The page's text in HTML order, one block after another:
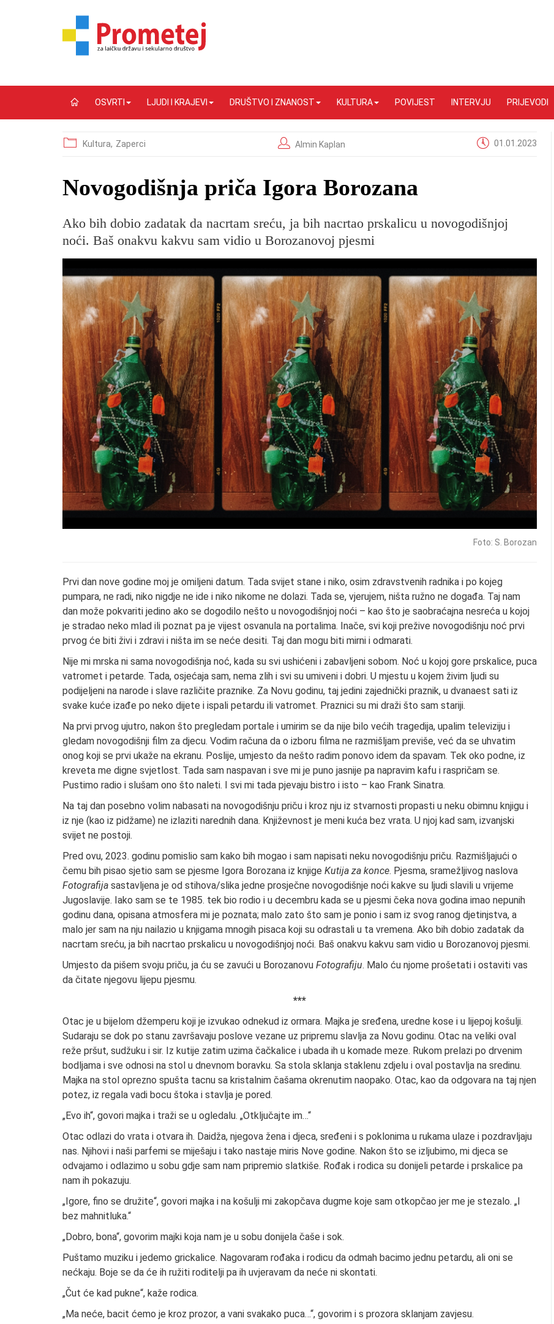
OSVRTI LJUDI I KRAJEVI DRUŠTVO I ZNANOST KULTURA POVIJEST INTERVJU PRIJEVODI
Kultura, Zaperci Almin Kaplan 01.01.2023
Novogodišnja priča Igora Borozana
Ako bih dobio zadatak da nacrtam sreću, ja bih nacrtao prskalicu u novogodišnjoj
noći. Baš onakvu kakvu sam vidio u Borozanovoj pjesmi
Foto: S. Borozan
Prvi dan nove godine moj je omiljeni datum. Tada svijet stane i niko, osim zdravstvenih radnika i po kojeg
pumpara, ne radi, niko nigdje ne ide i niko nikome ne dolazi. Tada se, vjerujem, ništa ružno ne događa. Taj nam
dan može pokvariti jedino ako se dogodilo nešto u novogodišnjoj noći – kao što je saobraćajna nesreća u kojoj
je stradao neko mlad ili poznat pa je vijest osvanula na portalima. Inače, svi koji prežive novogodišnju noć prvi
prvog će biti živi i zdravi i ništa im se neće desiti. Taj dan mogu biti mirni i odmarati.
Nije mi mrska ni sama novogodišnja noć, kada su svi ushićeni i zabavljeni sobom. Noć u kojoj gore prskalice, puca
vatromet i petarde. Tada, osjećaja sam, nema zlih i svi su umiveni i dobri. U mjestu u kojem živim ljudi su
podijeljeni na narode i slave različite praznike. Za Novu godinu, taj jedini zajednički praznik, u dvanaest sati iz
svake kuće izađe po neko dijete i ispali petardu ili vatromet. Praznici su mi draži što sam stariji.
Na prvi prvog ujutro, nakon što pregledam portale i umirim se da nije bilo većih tragedija, upalim televiziju i
gledam novogodišnji film za djecu. Vodim računa da o izboru filma ne razmišljam previše, već da se uhvatim
onog koji se prvi ukaže na ekranu. Poslije, umjesto da nešto radim ponovo idem da spavam. Tek oko podne, iz
kreveta me digne svjetlost. Tada sam naspavan i sve mi je puno jasnije pa napravim kafu i raspričam se.
Pustimo radio i slušam ono što naleti. I svi mi tada pjevaju bistro i isto – kao Frank Sinatra.
Na taj dan posebno volim nabasati na novogodišnju priču i kroz nju iz stvarnosti propasti u neku obimnu knjigu i
iz nje (kao iz pidžame) ne izlaziti narednih dana. Književnost je meni kuća bez vrata. U njoj kad sam, izvanjski
svijet ne postoji.
Pred ovu, 2023. godinu pomislio sam kako bih mogao i sam napisati neku novogodišnju priču. Razmišljajući o
čemu bih pisao sjetio sam se pjesme Igora Borozana iz knjige Kutija za konce. Pjesma, sramežljivog naslova
Fotografija sastavljena je od stihova/slika jedne prosječne novogodišnje noći kakve su ljudi slavili u vrijeme
Jugoslavije. Iako sam se te 1985. tek bio rodio i u decembru kada se u pjesmi čeka nova godina imao nepunih
godinu dana, opisana atmosfera mi je poznata; malo zato što sam je ponio i sam iz svog ranog djetinjstva, a
malo jer sam na nju nailazio u knjigama mnogih pisaca koji su odrastali u ta vremena. Ako bih dobio zadatak da
nacrtam sreću, ja bih nacrtao prskalicu u novogodišnjoj noći. Baš onakvu kakvu sam vidio u Borozanovoj pjesmi.
Umjesto da pišem svoju priču, ja ću se zavući u Borozanovu Fotografiju. Malo ću njome prošetati i ostaviti vas
da čitate njegovu lijepu pjesmu.
***
Otac je u bijelom džemperu koji je izvukao odnekud iz ormara. Majka je sređena, uredne kose i u lijepoj košulji.
Sudaraju se dok po stanu završavaju poslove vezane uz pripremu slavlja za Novu godinu. Otac na veliki oval
reže pršut, sudžuku i sir. Iz kutije zatim uzima čačkalice i ubada ih u komade meze. Rukom prelazi po drvenim
bodljama i sve odnosi na stol u dnevnom boravku. Sa stola sklanja staklenu zdjelu i oval postavlja na sredinu.
Majka na stol oprezno spušta tacnu sa kristalnim čašama okrenutim naopako. Otac, kao da odgovara na taj njen
potez, iz regala vadi bocu štoka i stavlja je pored.
„Evo ih“, govori majka i traži se u ogledalu. „Otključajte im…“
Otac odlazi do vrata i otvara ih. Daidža, njegova žena i djeca, sređeni i s poklonima u rukama ulaze i pozdravljaju
nas. Njihovi i naši parfemi se miješaju i tako nastaje miris Nove godine. Nakon što se izljubimo, mi djeca se
odvajamo i odlazimo u sobu gdje sam nam pripremio slatkiše. Rođak i rodica su donijeli petarde i prskalice pa
nam ih pokazuju.
„Igore, fino se družite“, govori majka i na košulji mi zakopčava dugme koje sam otkopčao jer me je stezalo. „I
bez mahnitluka.“
„Dobro, bona“, govorim majki koja nam je u sobu donijela čaše i sok.
Puštamo muziku i jedemo grickalice. Nagovaram rođaka i rodicu da odmah bacimo jednu petardu, ali oni se
nećkaju. Boje se da će ih ružiti roditelji pa ih uvjeravam da neće ni skontati.
„Čut će kad pukne“, kaže rodica.
„Ma neće, bacit ćemo je kroz prozor, a vani svakako puca…“, govorim i s prozora sklanjam zavjesu.